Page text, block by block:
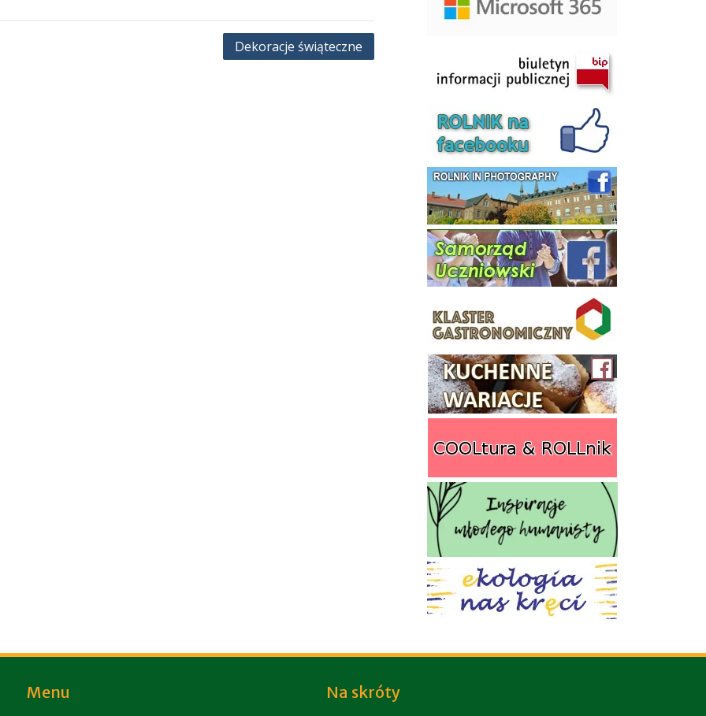
Dekoracje świąteczne
Menu Na skróty